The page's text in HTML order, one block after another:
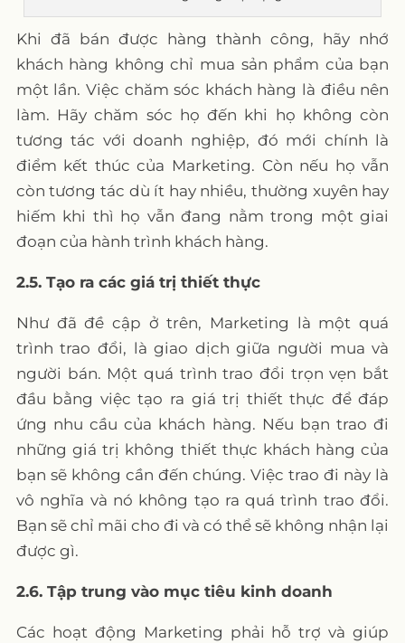
Khi đã bán được hàng thành công, hãy nhớ
khách hàng không chỉ mua sản phẩm của bạn
một lần. Việc chăm sóc khách hàng là điều nên
làm. Hãy chăm sóc họ đến khi họ không còn
tương tác với doanh nghiệp, đó mới chính là
điểm kết thúc của Marketing. Còn nếu họ vẫn
còn tương tác dù ít hay nhiều, thường xuyên hay
hiếm khi thì họ vẫn đang nằm trong một giai
đoạn của hành trình khách hàng.
2.5. Tạo ra các giá trị thiết thực
Như đã đề cập ở trên, Marketing là một quá
trình trao đổi, là giao dịch giữa người mua và
người bán. Một quá trình trao đổi trọn vẹn bắt
đầu bằng việc tạo ra giá trị thiết thực để đáp
ứng nhu cầu của khách hàng. Nếu bạn trao đi
những giá trị không thiết thực khách hàng của
bạn sẽ không cần đến chúng. Việc trao đi này là
vô nghĩa và nó không tạo ra quá trình trao đổi.
Bạn sẽ chỉ mãi cho đi và có thể sẽ không nhận lại
được gì.
2.6. Tập trung vào mục tiêu kinh doanh
Các hoạt động Marketing phải hỗ trợ và giúp